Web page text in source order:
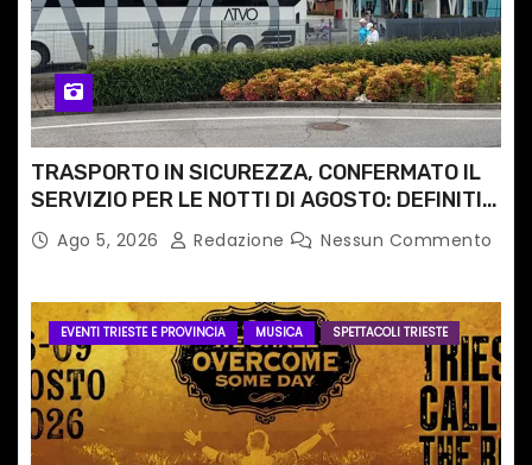
TRASPORTO IN SICUREZZA, CONFERMATO IL
SERVIZIO PER LE NOTTI DI AGOSTO: DEFINITI
PERCORSI, FERMATE E ORARIO
Ago 5, 2026 Redazione Nessun Commento
EVENTI TRIESTE E PROVINCIA MUSICA SPETTACOLI TRIESTE